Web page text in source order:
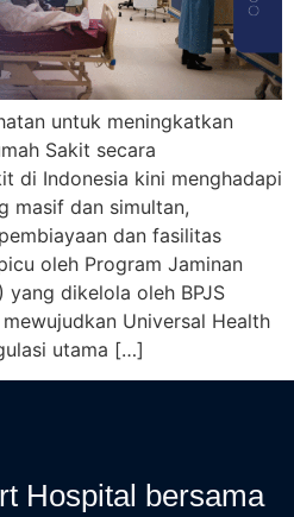
untuk meningkatkan
Sakit secara
di Indonesia kini menghadapi
masif dan simultan,
dan fasilitas
oleh Program Jaminan
yang dikelola oleh BPJS
Universal Health
utama […]
Hospital bersama